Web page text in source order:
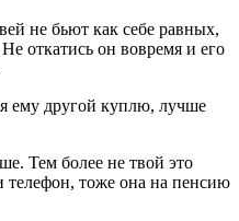
не бьют как себе равных,
откатись он вовремя и его
ему другой куплю, лучше
Тем более не твой это
телефон, тоже она на пенсию